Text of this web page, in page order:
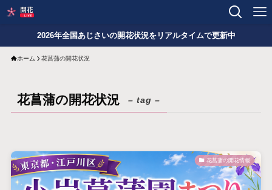
2026年全国あじさいの開花状況をリアルタイムで更新中
ホーム 花菖蒲の開花状況
花菖蒲の開花状況 – tag –
花菖蒲の開花情報